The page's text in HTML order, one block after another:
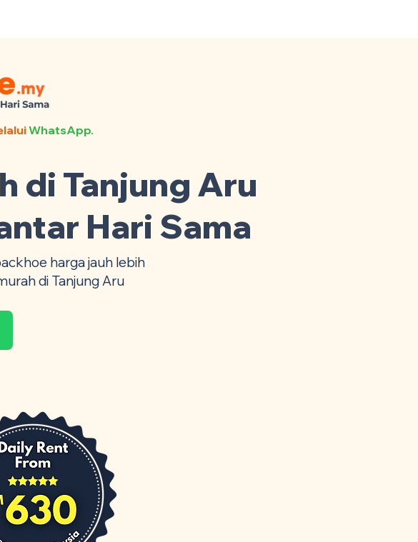
WhatsApp.
di Tanjung Aru
Hari Sama
harga jauh lebih
di Tanjung Aru